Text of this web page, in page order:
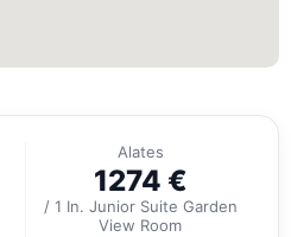
Alates
1274 €
/ 1 In. Junior Suite Garden
View Room